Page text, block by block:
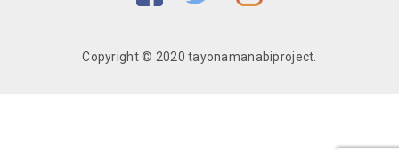
Copyright © 2020 tayonamanabiproject.